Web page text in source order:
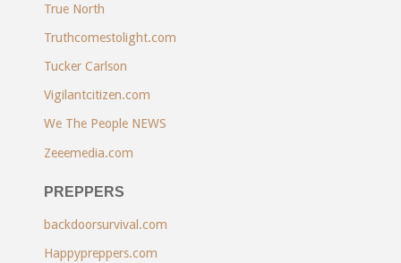
True North
Truthcomestolight.com
Tucker Carlson
Vigilantcitizen.com
We The People NEWS
Zeeemedia.com
PREPPERS
backdoorsurvival.com
Happypreppers.com